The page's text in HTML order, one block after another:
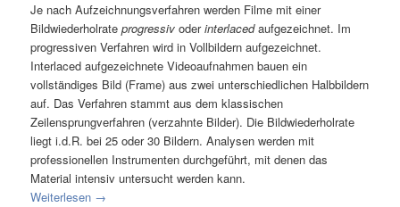
Je nach Aufzeichnungsverfahren werden Filme mit einer
Bildwiederholrateprogressivoderinterlacedaufgezeichnet. Im
progressiven Verfahren wird in Vollbildern aufgezeichnet.
Interlaced aufgezeichnete Videoaufnahmen bauen ein
vollständiges Bild (Frame) aus zwei unterschiedlichen Halbbildern
auf. Das Verfahren stammt aus dem klassischen
Zeilensprungverfahren (verzahnte Bilder). Die Bildwiederholrate
liegt i.d.R. bei 25 oder 30 Bildern. Analysen werden mit
professionellen Instrumenten durchgeführt, mit denen das
Material intensiv untersucht werden kann.
Weiterlesen →